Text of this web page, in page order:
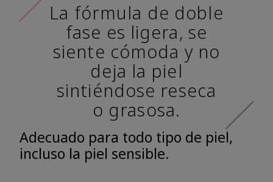
La fórmula de doble
fase es ligera, se
siente cómoda y no
deja la piel
sintiéndose reseca
o grasosa.
Adecuado para todo tipo de piel,
incluso la piel sensible.